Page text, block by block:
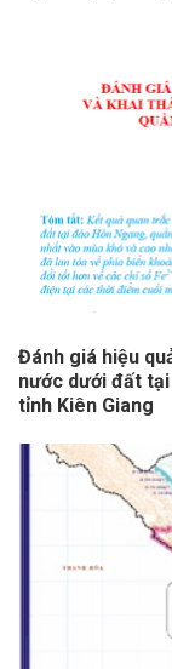
Đánh giá hiệu
nước dưới đất
tỉnh Kiên Giang